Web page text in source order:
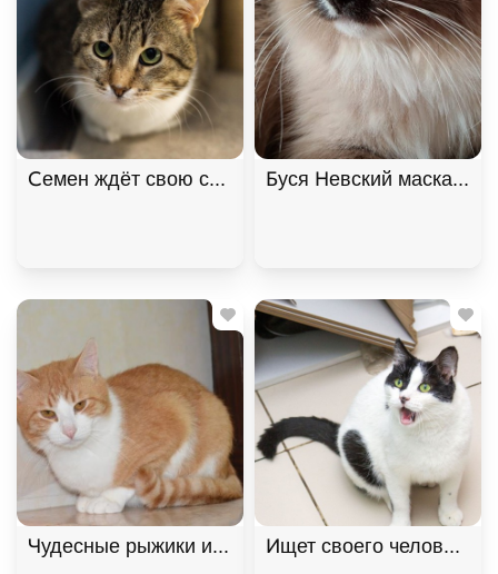
Семен ждёт свою семью Буся Невский
Чудесные рыжики ищут дом. В дар! , Рыжий с
Ищет своего человека